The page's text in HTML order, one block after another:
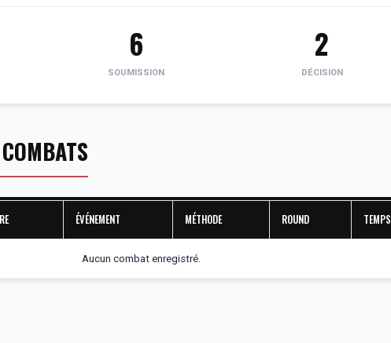
6
SOUMISSION
2
DÉCISION
ÉVÉNEMENT MÉTHODE ROUND TEMPS
Aucun combat enregistré.